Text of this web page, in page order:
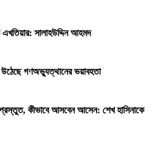
এখতিয়ার: সালাহউদ্দিন আহমদ
উঠেছে গণঅভ্যুত্থানের ভয়াবহতা
কীভাবে আসবেন আসেন: শেখ হাসিনাকে